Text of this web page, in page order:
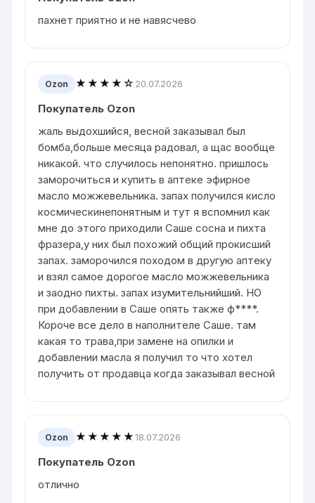
пахнет приятно и не навясчево
Ozon ★★★★☆ 20.07.2026
Покупатель Ozon
жаль выдохшийся, весной заказывал был
бомба,больше месяца радовал, а щас вообще
никакой. что случилось непонятно. пришлось
заморочиться и купить в аптеке эфирное
масло можжевельника. запах получился кисло
космическинепонятным и тут я вспомнил как
мне до этого приходили Саше сосна и пихта
фразера,у них был похожий общий прокисший
запах. заморочился походом в другую аптеку
и взял самое дорогое масло можжевельника
и заодно пихты. запах изумительнийший. НО
при добавлении в Саше опять также ф****.
Короче все дело в наполнителе Саше. там
какая то трава,при замене на опилки и
добавлении масла я получил то что хотел
получить от продавца когда заказывал весной
Ozon ★★★★★18.07.2026
Покупатель Ozon
отлично